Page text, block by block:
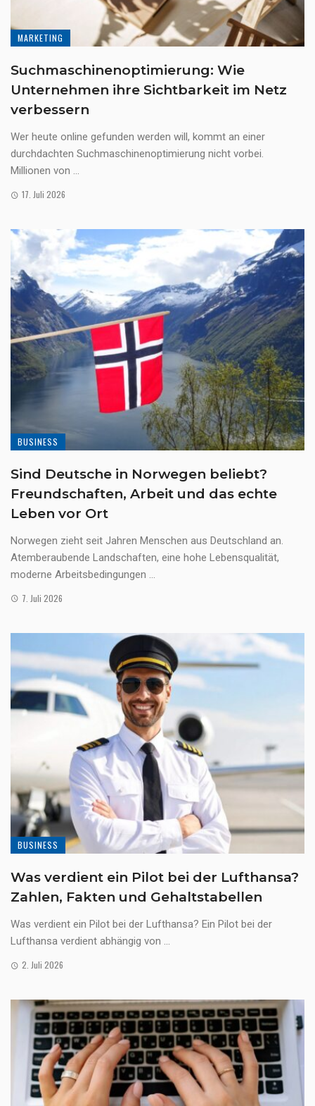
MARKETING
Suchmaschinenoptimierung: Wie
Unternehmen ihre Sichtbarkeit im Netz
verbessern
Wer heute online gefunden werden will, kommt an einer
durchdachten Suchmaschinenoptimierung nicht vorbei.
Millionen von ...
17. Juli 2026
BUSINESS
Sind Deutsche in Norwegen beliebt?
Freundschaften, Arbeit und das echte
Leben vor Ort
Norwegen zieht seit Jahren Menschen aus Deutschland an.
Atemberaubende Landschaften, eine hohe Lebensqualität,
moderne Arbeitsbedingungen ...
7. Juli 2026
BUSINESS
Was verdient ein Pilot bei der Lufthansa?
Zahlen, Fakten und Gehaltstabellen
Was verdient ein Pilot bei der Lufthansa? Ein Pilot bei der
Lufthansa verdient abhängig von ...
2. Juli 2026